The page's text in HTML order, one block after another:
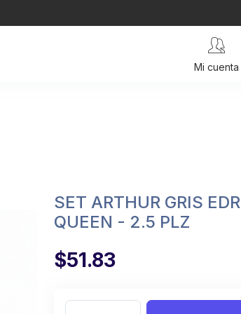
Mi cuenta
SET ARTHUR GRIS
QUEEN - 2.5 PLZ
$51.83